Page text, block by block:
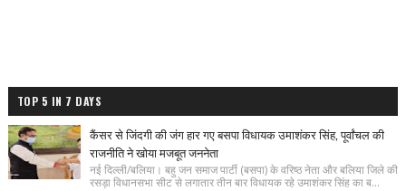
TOP 5 IN 7 DAYS
कैंसर से जिंदगी की जंग हार गए बसपा विधायक उमाशंकर सिंह, पूर्वांचल की
राजनीति ने खोया मजबूत जननेता
नई दिल्ली/बलिया। बहु जन समाज पार्टी (बसपा) के वरिष्ठ नेता और बलिया जिले की
रसड़ा विधानसभा सीट से लगातार तीन बार विधायक रहे उमाशंकर सिंह का ब...